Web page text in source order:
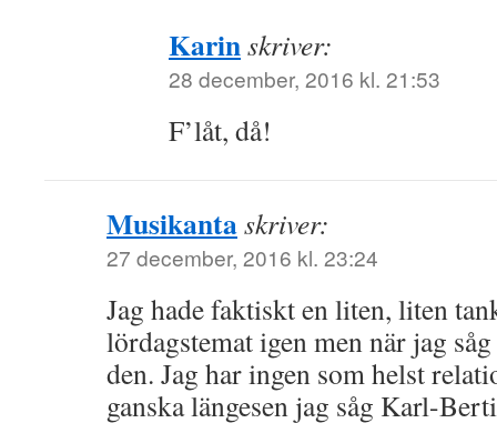
Karinskriver:
28 december, 2016 kl. 21:53
F’låt, då!
Musikantaskriver:
27 december, 2016 kl. 23:24
Jag hade faktiskt en liten, liten
lördagstemat igen men när jag
den. Jag har ingen som helst
ganska längesen jag såg Karl-